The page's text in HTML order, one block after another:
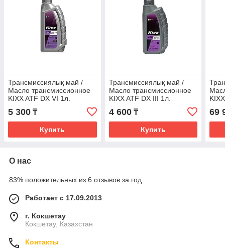
Трансмиссиялық май /
Масло трансмиссионное
KIXX ATF DX VI 1л.
5 300 ₸
Купить
Трансмиссиялық май /
Масло трансмиссионное
KIXX ATF DX ІІІ 1л.
4 600₸
Купить
69
О нас
83% положительных из 6 отзывов за год
Работает с 17.09.2013
г. Кокшетау
Кокшетау, Казахстан
Контакты